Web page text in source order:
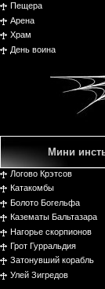
Пещера
Арена
Храм
День воина
Мини
Логово Крэтсов
Катакомбы
Болото Богельфа
Казематы Бальтазара
Нагорье скорпионов
Грот Гурральдия
Затонувший корабль
Улей Зигредов